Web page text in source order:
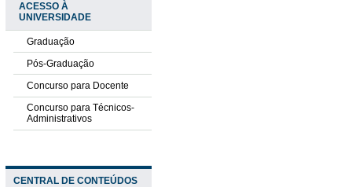
ACESSO À
UNIVERSIDADE
Graduação
Pós-Graduação
Concurso para Docente
Concurso para Técnicos-
Administrativos
CENTRAL DE CONTEÚDOS